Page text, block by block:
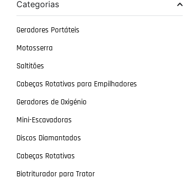
Categorias
Geradores Portáteis
Motosserra
Saltitões
Cabeças Rotativas para Empilhadores
Geradores de Oxigénio
Mini-Escavadoras
Discos Diamantados
Cabeças Rotativas
Biotriturador para Trator